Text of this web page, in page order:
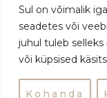
Sul on võimalik
seadetes või
juhul tuleb
või küpsised
Kohanda
Copyright ©